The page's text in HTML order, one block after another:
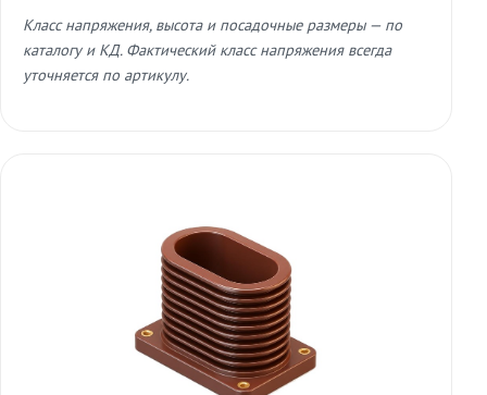
Класс напряжения, высота и посадочные размеры — по
каталогу и КД. Фактический класс напряжения всегда
уточняется по артикулу.